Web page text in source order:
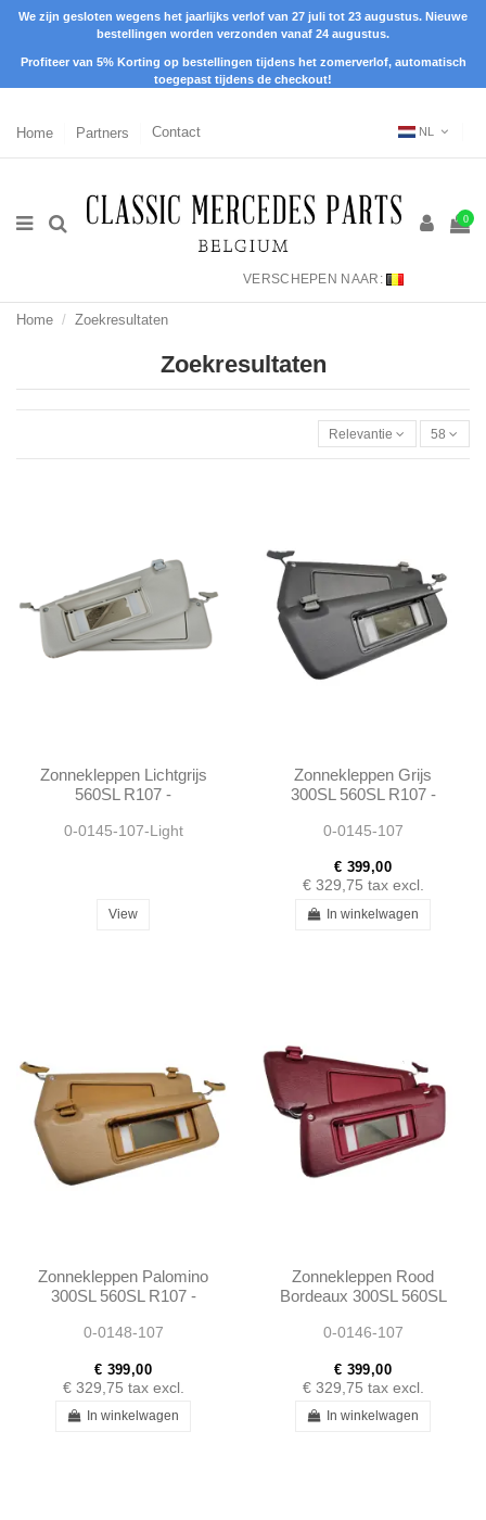
We zijn gesloten wegens het jaarlijks verlof van 27 juli tot 23 augustus. Nieuwe
bestellingen worden verzonden vanaf 24 augustus.
Profiteer van 5% Korting op bestellingen tijdens het zomerverlof, automatisch
toegepast tijdens de checkout!
Home Partners Contact NL
0
VERSCHEPEN NAAR:
Home Zoekresultaten
Zoekresultaten
Relevantie 58
Zonnekleppen Lichtgrijs
560SL R107 -
0-0145-107-Light
View
Zonnekleppen Grijs
300SL 560SL R107 -
0-0145-107
€ 399,00
€ 329,75 tax excl.
In winkelwagen
Zonnekleppen Palomino
300SL 560SL R107 -
0-0148-107
€ 399,00
€ 329,75 tax excl.
In winkelwagen
Zonnekleppen Rood
Bordeaux 300SL 560SL
1078103810
0-0146-107
€ 399,00
€ 329,75 tax excl.
In winkelwagen